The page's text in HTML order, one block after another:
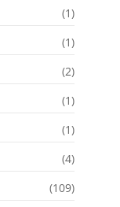
(1)
(1)
(2)
(1)
(1)
(4)
(109)